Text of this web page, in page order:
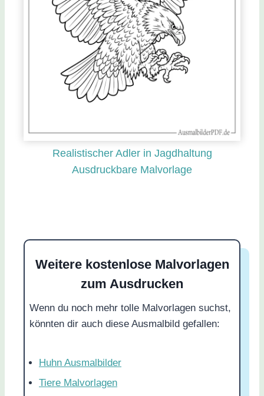
Realistischer Adler in Jagdhaltung
Ausdruckbare Malvorlage
Weitere kostenlose Malvorlagen
zum Ausdrucken
Wenn du noch mehr tolle Malvorlagen suchst,
könnten dir auch diese Ausmalbild gefallen:
Huhn Ausmalbilder
Tiere Malvorlagen